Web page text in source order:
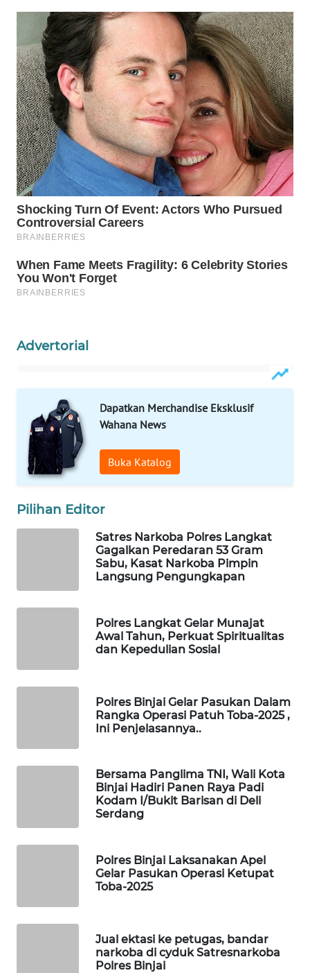
Advertorial
Dapatkan Merchandise Eksklusif
Wahana News
Buka Katalog
Pilihan Editor
Satres Narkoba Polres Langkat
Gagalkan Peredaran 53 Gram
Sabu, Kasat Narkoba Pimpin
Langsung Pengungkapan
Polres Langkat Gelar Munajat
Awal Tahun, Perkuat Spiritualitas
dan Kepedulian Sosial
Polres Binjai Gelar Pasukan Dalam
Rangka Operasi Patuh Toba-2025 ,
Ini Penjelasannya..
Bersama Panglima TNI, Wali Kota
Binjai Hadiri Panen Raya Padi
Kodam I/Bukit Barisan di Deli
Serdang
Polres Binjai Laksanakan Apel
Gelar Pasukan Operasi Ketupat
Toba-2025
Jual ektasi ke petugas, bandar
narkoba di cyduk Satresnarkoba
Polres Binjai
WN
NATUNA
WN
BINTAN
WN
MANDALIKA
WN
LIKUPANG
WN
WN
Wahana
Media
WAHANA
NEWS
WAHANA
TANI
WAHANA
ADVOKAT
INFRASTRUKTUR
LISTRIK
WAHANANEWS
NET